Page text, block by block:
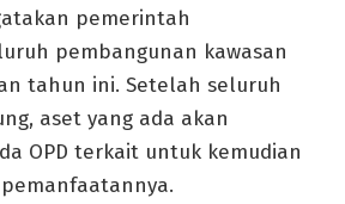
pemerintah
pembangunan kawasan
tahun ini. Setelah seluruh
aset yang ada akan
OPD terkait untuk kemudian